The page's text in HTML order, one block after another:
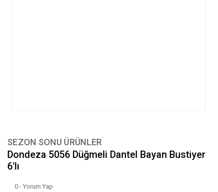
SEZON SONU ÜRÜNLER
Dondeza 5056 Düğmeli Dantel Bayan Bustiyer
6'lı
0 - Yorum Yap